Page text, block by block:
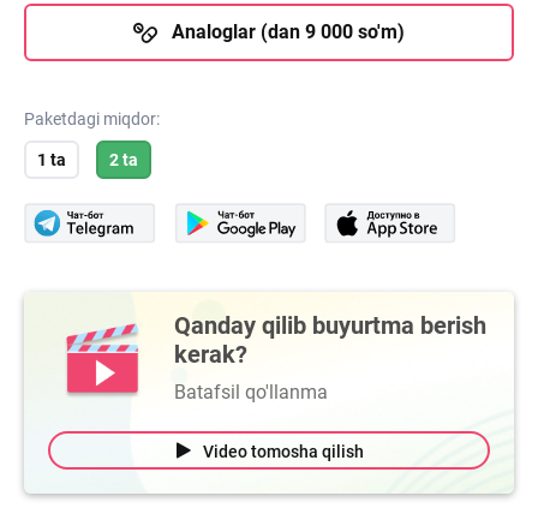
Analoglar (dan 9 000 so'm)
Paketdagi miqdor:
1 ta 2 ta
Qanday qilib buyurtma berish
kerak?
Batafsil qo'llanma
Video tomosha qilish